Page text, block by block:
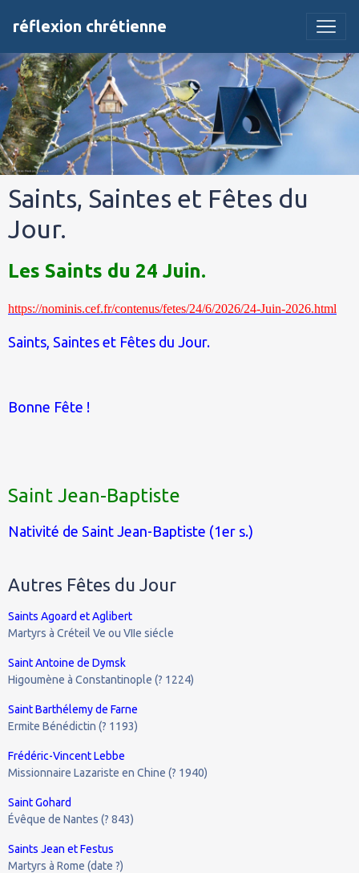
réflexion chrétienne
Saints, Saintes et Fêtes du
Jour.
Les Saints du 24 Juin.
https://nominis.cef.fr/contenus/fetes/24/6/2026/24-Juin-2026.html
Saints, Saintes et Fêtes du Jour.
Bonne Fête !
Saint Jean-Baptiste
Nativité de Saint Jean-Baptiste (1er s.)
Autres Fêtes du Jour
Saints Agoard et Aglibert
Martyrs à Créteil Ve ou VIIe siécle
Saint Antoine de Dymsk
Higoumène à Constantinople (? 1224)
Saint Barthélemy de Farne
Ermite Bénédictin (? 1193)
Frédéric-Vincent Lebbe
Missionnaire Lazariste en Chine (? 1940)
Saint Gohard
Évêque de Nantes (? 843)
Saints Jean et Festus
Martyrs à Rome (date ?)